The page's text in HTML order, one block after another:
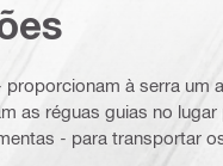
proporcionam à serra um
as réguas guias no
- para transportar